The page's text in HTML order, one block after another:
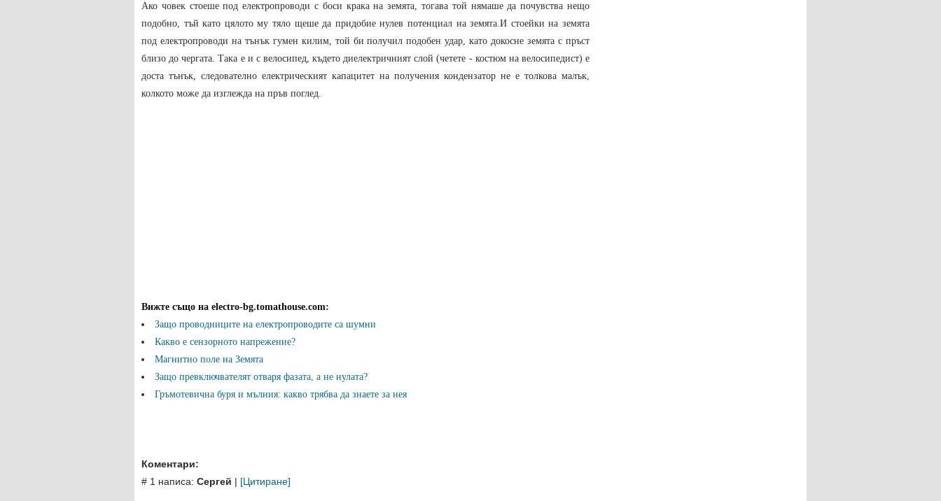
Ако човек стоеше под електропроводи с боси крака на земята, тогава той нямаше да почувства нещо
подобно, тъй като цялото му тяло щеше да придобие нулев потенциал на земята.И стоейки на земята
под електропроводи на тънък гумен килим, той би получил подобен удар, като докосне земята с пръст
близо до чергата. Така е и с велосипед, където диелектричният слой (четете - костюм на велосипедист) е
доста тънък, следователно електрическият капацитет на получения кондензатор не е толкова малък,
колкото може да изглежда на пръв поглед.
Вижте също на electro-bg.tomathouse.com:
Защо проводниците на електропроводите са шумни
Какво е сензорното напрежение?
Магнитно поле на Земята
Защо превключвателят отваря фазата, а не нулата?
Гръмотевична буря и мълния: какво трябва да знаете за нея
Коментари:
# 1 написа: Сергей | [Цитиране]